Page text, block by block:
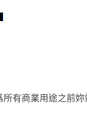
所有商業用途之前